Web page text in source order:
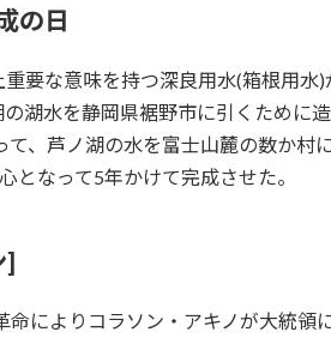
の日
要な意味を持つ深良用水(箱根用水
湖水を静岡県裾野市に引くために
、芦ノ湖の水を富士山麓の数か村
となって5年かけて完成させた。
]
によりコラソン・アキノが大統領